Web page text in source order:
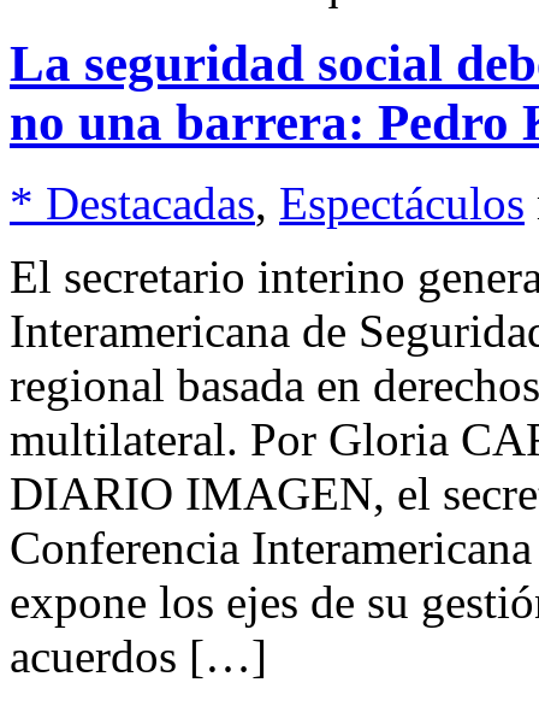
La seguridad social
no una barrera: Pedro
* Destacadas, Espectáculos
El secretario interino
Interamericana de
regional basada en
multilateral. Por Gloria
DIARIO IMAGEN, el
Conferencia
expone los ejes de su
acuerdos […]